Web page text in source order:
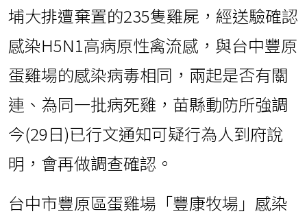
埔大排遭棄置的235隻雞屍，經送驗確認
感染H5N1高病原性禽流感，與台中豐原
蛋雞場的感染病毒相同，兩起是否有關
連、為同一批病死雞，苗縣動防所強調
今(29日)已行文通知可疑行為人到府說
明，會再做調查確認。
台中市豐原區蛋雞場「豐康牧場」感染